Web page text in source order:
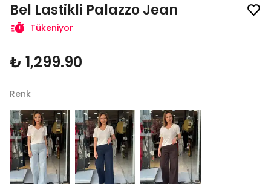
Bel Lastikli Palazzo Jean
Tükeniyor
₺ 1,299.90
Renk